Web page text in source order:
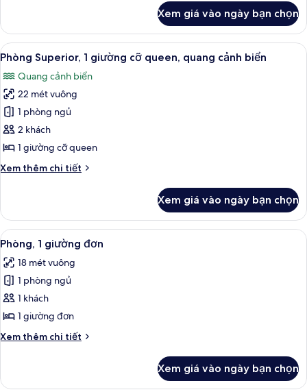
queen
và
sofa
giường
Phòng
Superior,
1
giường
cỡ
queen
và
sofa
giường
Xem giá vào ngày bạn chọn
Xem
tất
cả
ảnh
Phòng
Superior,
1
cỡ
cảnh
biển
Bộ đồ giường kháng dị ứng, két bảo
7
Phòng Superior, 1 giường cỡ queen, quang cảnh biển
Quang cảnh biển
22 mét vuông
1 phòng ngủ
2 khách
1 giường cỡ queen
Xem thêm chi tiết
Chi
Phòng
Superior,
1
giường
cỡ
queen,
quang
cảnh
biển
Xem giá vào ngày bạn chọn
Xem
tất
cả
ảnh
Phòng,
1
giường
đơn
Phòng, 1 giường đơn | Bộ đồ
6
Phòng, 1 giường đơn
18 mét vuông
1 phòng ngủ
1 khách
1 giường đơn
Xem thêm chi tiết
Chi
Phòng,
Xem giá vào ngày bạn chọn